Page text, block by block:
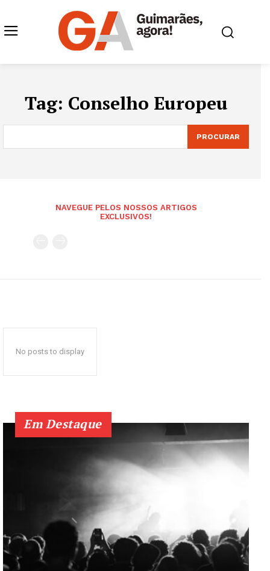
Tag: Conselho Europeu
PROCURAR
NAVEGUE PELOS NOSSOS ARTIGOS
EXCLUSIVOS!
No posts to display
Em Destaque